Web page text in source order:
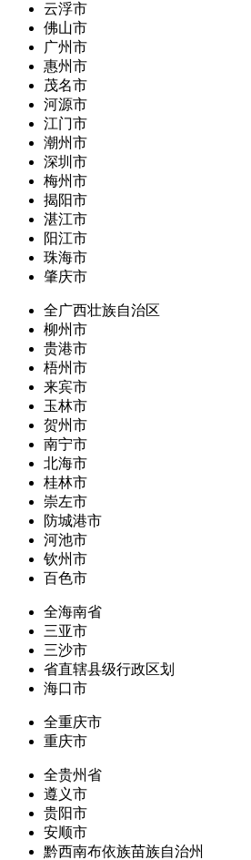
云浮市
佛山市
广州市
惠州市
茂名市
河源市
江门市
潮州市
深圳市
梅州市
揭阳市
湛江市
阳江市
珠海市
肇庆市
全广西壮族自治区
柳州市
贵港市
梧州市
来宾市
玉林市
贺州市
南宁市
北海市
桂林市
崇左市
防城港市
河池市
钦州市
百色市
全海南省
三亚市
三沙市
省直辖县级行政区划
海口市
全重庆市
重庆市
全贵州省
遵义市
贵阳市
安顺市
黔西南布依族苗族自治州